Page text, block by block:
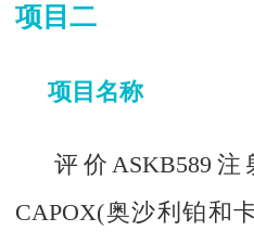
项目二
项目名称
评价ASKB589
CAPOX(奥沙利铂和